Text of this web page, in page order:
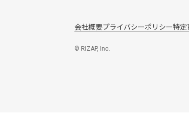
会社概要プライバシーポリシー特定
© RIZAP, Inc.